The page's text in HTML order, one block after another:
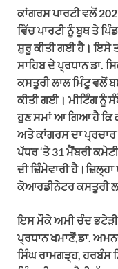
ਕਾਂਗਰਸ ਪਾਰਟੀ ਵਲੋਂ
ਵਿੱਚ ਪਾਰਟੀ ਨੂੰ ਬੂਥ ਤੇ
ਸ਼ੁਰੂ ਕੀਤੀ ਗਈ ਹੈ। ਇਸੇ
ਸਾਹਿਬ ਦੇ ਪ੍ਰਧਾਨ ਡਾ.
ਕਸਤੂਰੀ ਲਾਲ ਮਿੰਟੂ ਵਲੋਂ
ਕੀਤੀ ਗਈ। ਮੀਟਿੰਗ ਨੂੰ
ਹੁਣ ਸਮਾਂ ਆ ਗਿਆ ਹੈ
ਅਤੇ ਕਾਂਗਰਸ ਦਾ
ਪੱਧਰ ‘ਤੇ 31 ਮੈਂਬਰੀ
ਦੀ ਜ਼ਿੰਮੇਵਾਰੀ
ਕੋਆਰਡੀਨੇਟਰ ਕਸਤੂਰੀ
ਇਸ ਮੌਕੇ ਅਮੀ ਚੰਦ ਭਟੇੜੀ
ਪ੍ਰਧਾਨ ਖਮਾਣੋਂ,ਡਾ.
ਸਿੰਘ ਰਾਮਗੜ੍ਹ, ਹਰਬੰਸ